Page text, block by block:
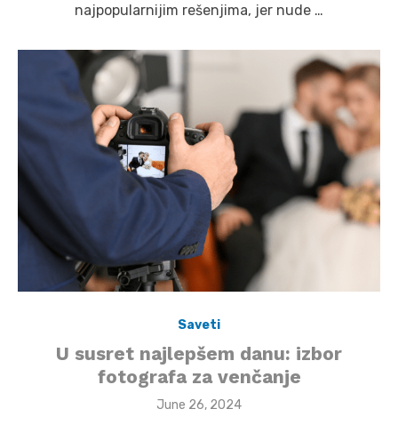
najpopularnijim rešenjima, jer nude …
Saveti
​U susret najlepšem danu: izbor
fotografa za venčanje
Posted
June 26, 2024